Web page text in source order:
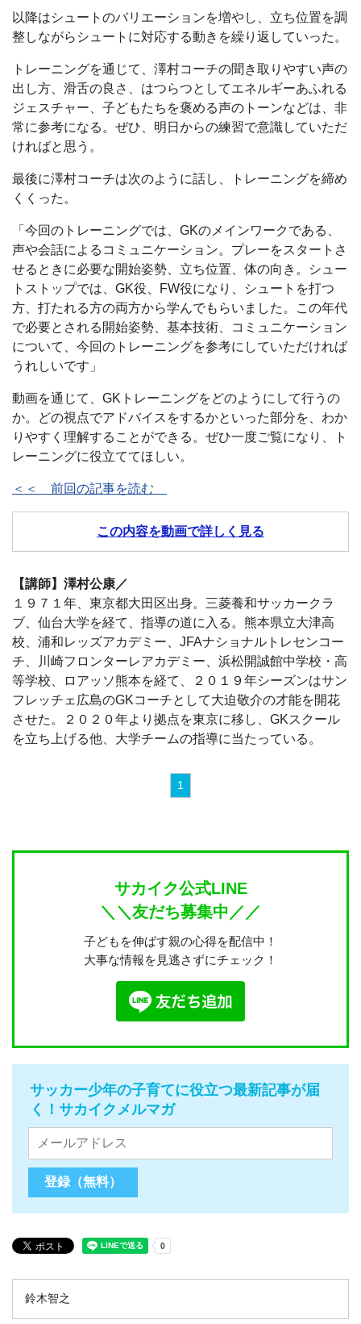
以降はシュートのバリエーションを増やし、立ち位置を調
整しながらシュートに対応する動きを繰り返していった。
トレーニングを通じて、澤村コーチの聞き取りやすい声の
出し方、滑舌の良さ、はつらつとしてエネルギーあふれる
ジェスチャー、子どもたちを褒める声のトーンなどは、非
常に参考になる。ぜひ、明日からの練習で意識していただ
ければと思う。
最後に澤村コーチは次のように話し、トレーニングを締め
くくった。
「今回のトレーニングでは、GKのメインワークである、
声や会話によるコミュニケーション。プレーをスタートさ
せるときに必要な開始姿勢、立ち位置、体の向き。シュー
トストップでは、GK役、FW役になり、シュートを打つ
方、打たれる方の両方から学んでもらいました。この年代
で必要とされる開始姿勢、基本技術、コミュニケーション
について、今回のトレーニングを参考にしていただければ
うれしいです」
動画を通じて、GKトレーニングをどのようにして行うの
か。どの視点でアドバイスをするかといった部分を、わか
りやすく理解することができる。ぜひ一度ご覧になり、ト
レーニングに役立ててほしい。
＜＜ 前回の記事を読む
この内容を動画で詳しく見る
【講師】澤村公康／
１９７１年、東京都大田区出身。三菱養和サッカークラ
ブ、仙台大学を経て、指導の道に入る。熊本県立大津高
校、浦和レッズアカデミー、JFAナショナルトレセンコー
チ、川崎フロンターレアカデミー、浜松開誠館中学校・高
等学校、ロアッソ熊本を経て、２０１９年シーズンはサン
フレッチェ広島のGKコーチとして大迫敬介の才能を開花
させた。２０２０年より拠点を東京に移し、GKスクール
を立ち上げる他、大学チームの指導に当たっている。
1
サカイク公式LINE
＼＼友だち募集中／／
子どもを伸ばす親の心得を配信中！
大事な情報を見逃さずにチェック！
サッカー少年の子育てに役立つ最新記事が届
く！サカイクメルマガ
鈴木智之